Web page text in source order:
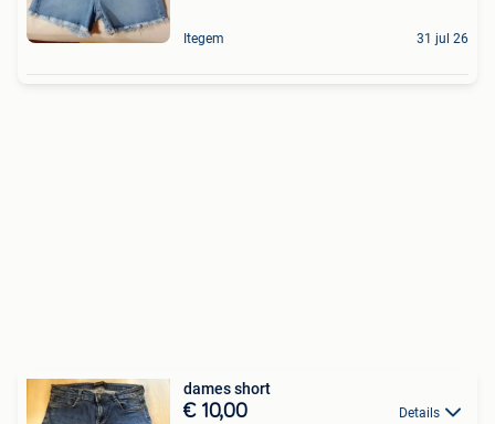
Itegem 31 jul 26
dames short
€ 10,00 Details